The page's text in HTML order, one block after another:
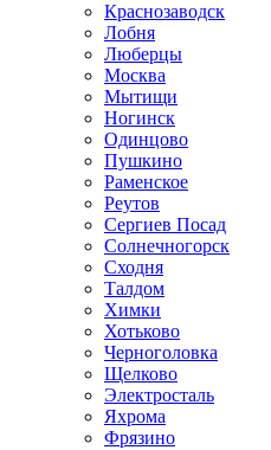
Краснозаводск
Лобня
Люберцы
Москва
Мытищи
Ногинск
Одинцово
Пушкино
Раменское
Реутов
Сергиев Посад
Солнечногорск
Сходня
Талдом
Химки
Хотьково
Черноголовка
Щелково
Электросталь
Яхрома
Фрязино